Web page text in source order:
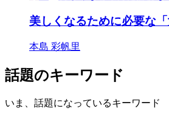
美しくなるために必要な
本島 彩帆里
話題のキーワード
いま、話題になっているキーワード